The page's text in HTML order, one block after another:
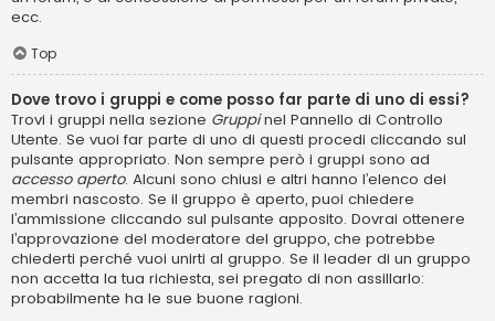
ecc.
Top
Dove trovo i gruppi e come posso far parte di uno di essi?
Trovi i gruppi nella sezione Gruppinel Pannello di Controllo
Utente. Se vuoi far parte di uno di questi procedi cliccando sul
pulsante appropriato. Non sempre però i gruppi sono ad
accesso aperto. Alcuni sono chiusi e altri hanno l’elenco dei
membri nascosto. Se il gruppo è aperto, puoi chiedere
l’ammissione cliccando sul pulsante apposito. Dovrai ottenere
l’approvazione del moderatore del gruppo, che potrebbe
chiederti perché vuoi unirti al gruppo. Se il leader di un gruppo
non accetta la tua richiesta, sei pregato di non assillarlo:
probabilmente ha le sue buone ragioni.